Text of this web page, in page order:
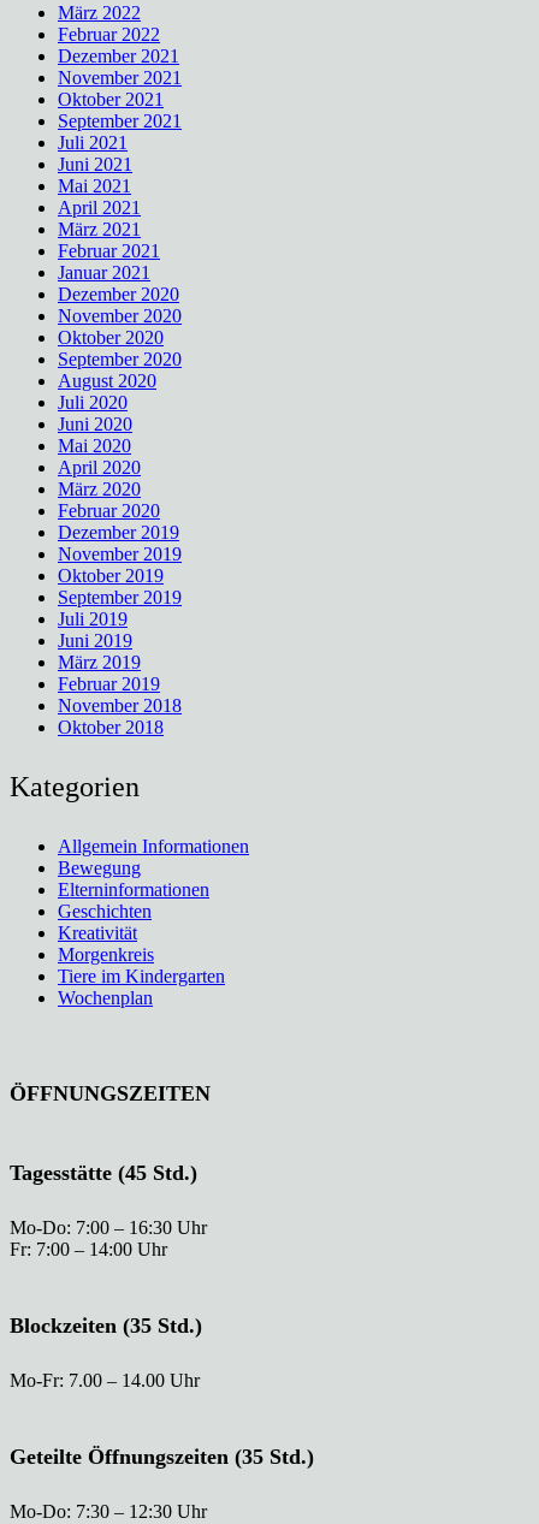
März 2022
Februar 2022
Dezember 2021
November 2021
Oktober 2021
September 2021
Juli 2021
Juni 2021
Mai 2021
April 2021
März 2021
Februar 2021
Januar 2021
Dezember 2020
November 2020
Oktober 2020
September 2020
August 2020
Juli 2020
Juni 2020
Mai 2020
April 2020
März 2020
Februar 2020
Dezember 2019
November 2019
Oktober 2019
September 2019
Juli 2019
Juni 2019
März 2019
Februar 2019
November 2018
Oktober 2018
Kategorien
Allgemein Informationen
Bewegung
Elterninformationen
Geschichten
Kreativität
Morgenkreis
Tiere im Kindergarten
Wochenplan
ÖFFNUNGSZEITEN
Tagesstätte (45 Std.)
Mo-Do: 7:00 – 16:30 Uhr
Fr: 7:00 – 14:00 Uhr
Blockzeiten (35 Std.)
Mo-Fr: 7.00 – 14.00 Uhr
Geteilte Öffnungszeiten (35 Std.)
Mo-Do: 7:30 – 12:30 Uhr